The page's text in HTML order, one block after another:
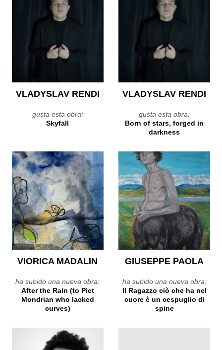
VLADYSLAV RENDI
gusta esta obra:
Skyfall
VLADYSLAV RENDI
gusta esta obra:
Born of stars, forged in
darkness
VIORICA MADALIN
ha subido una nueva obra:
After the Rain (to Piet
Mondrian who lacked
curves)
GIUSEPPE PAOLA
ha subido una nueva obra:
Il Ragazzo ciò che ha nel
cuore è un cespuglio di
spine